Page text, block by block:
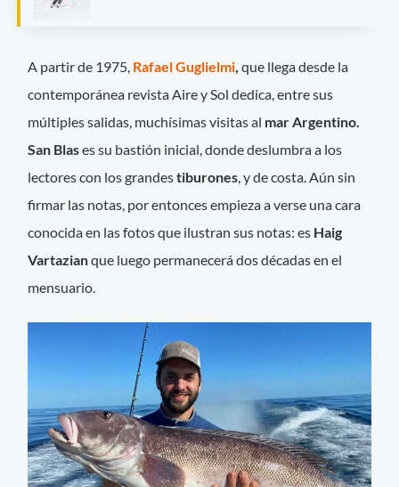
A partir de 1975, Rafael Guglielmi,que llega desde la
contemporánea revista Aire y Sol dedica, entre sus
múltiples salidas, muchísimas visitas al mar Argentino.
San Blases su bastión inicial, donde deslumbra a los
lectores con los grandestiburones, y de costa. Aún sin
firmar las notas, por entonces empieza a verse una cara
conocida en las fotos que ilustran sus notas: es Haig
Vartazianque luego permanecerá dos décadas en el
mensuario.